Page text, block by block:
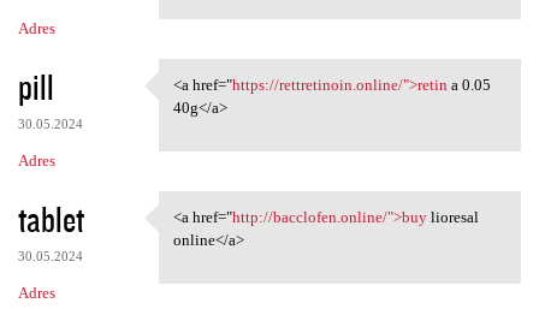
Adres
pill
30.05.2024
Adres
<a href="https://rettretinoin
<a href="https://rettretinoin.online/">retin a 0.05
40g</a>
tablet
30.05.2024
Adres
<a href="http://bacclofen
<a href="http://bacclofen.online/">buylioresal
online</a>